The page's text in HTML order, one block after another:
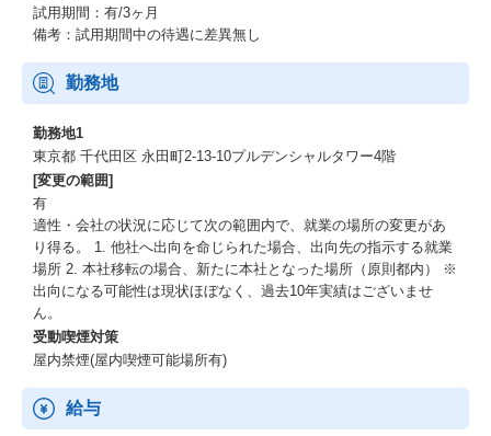
試用期間：有/3ヶ月
備考：試用期間中の待遇に差異無し
勤務地
勤務地1
東京都 千代田区 永田町2-13-10プルデンシャルタワー4階
[変更の範囲]
有
適性・会社の状況に応じて次の範囲内で、就業の場所の変更があ
り得る。 1. 他社へ出向を命じられた場合、出向先の指示する就業
場所 2. 本社移転の場合、新たに本社となった場所（原則都内） ※
出向になる可能性は現状ほぼなく、過去10年実績はございませ
ん。
受動喫煙対策
屋内禁煙(屋内喫煙可能場所有)
給与